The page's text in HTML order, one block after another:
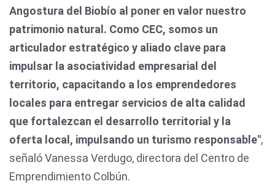
Angostura del Biobío al poner en valor nuestro
patrimonio natural. Como CEC, somos un
articulador estratégico y aliado clave para
impulsar la asociatividad empresarial del
territorio, capacitando a los emprendedores
locales para entregar servicios de alta calidad
que fortalezcan el desarrollo territorial y la
oferta local, impulsando un turismo responsable",
señaló Vanessa Verdugo, directora del Centro de
Emprendimiento Colbún.